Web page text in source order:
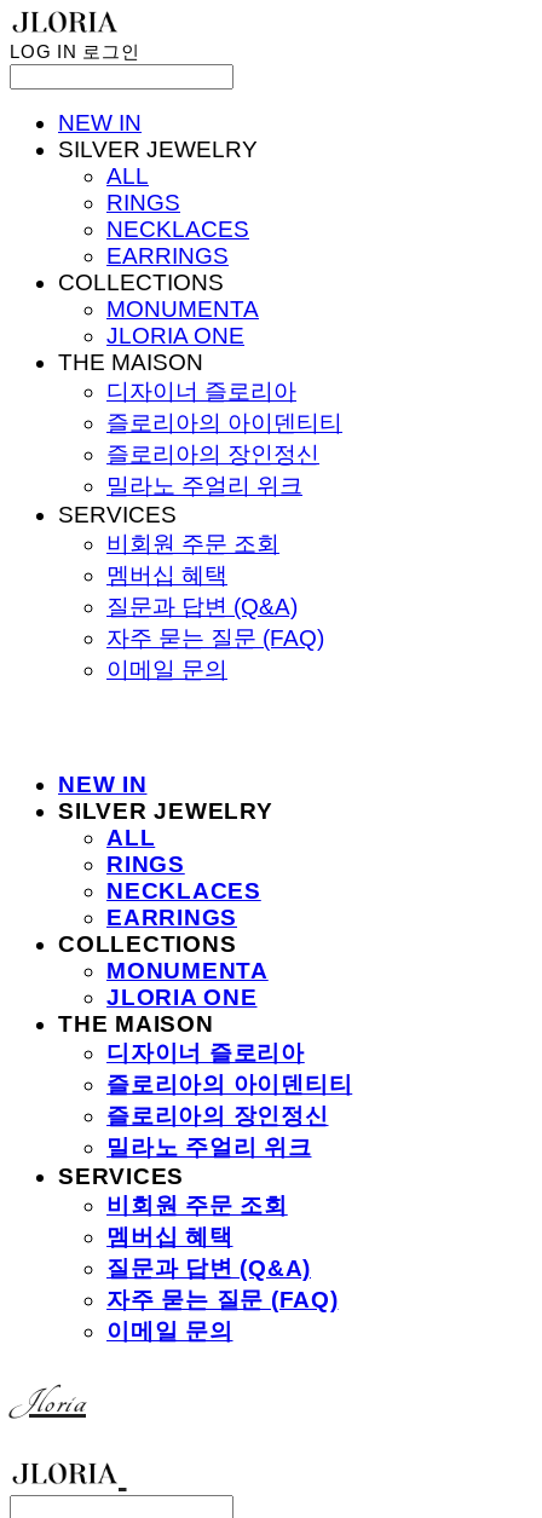
LOG IN 로그인
NEW IN
SILVER JEWELRY
ALL
RINGS
NECKLACES
EARRINGS
COLLECTIONS
MONUMENTA
JLORIA ONE
THE MAISON
디자이너 즐로리아
즐로리아의 아이덴티티
즐로리아의 장인정신
밀라노 주얼리 위크
SERVICES
비회원 주문 조회
멤버십 혜택
질문과 답변 (Q&A)
자주 묻는 질문 (FAQ)
이메일 문의
NEW IN
SILVER JEWELRY
ALL
RINGS
NECKLACES
EARRINGS
COLLECTIONS
MONUMENTA
JLORIA ONE
THE MAISON
디자이너 즐로리아
즐로리아의 아이덴티티
즐로리아의 장인정신
밀라노 주얼리 위크
SERVICES
비회원 주문 조회
멤버십 혜택
질문과 답변 (Q&A)
자주 묻는 질문 (FAQ)
이메일 문의
Jloria